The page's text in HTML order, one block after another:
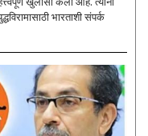
भारताशी संपर्क